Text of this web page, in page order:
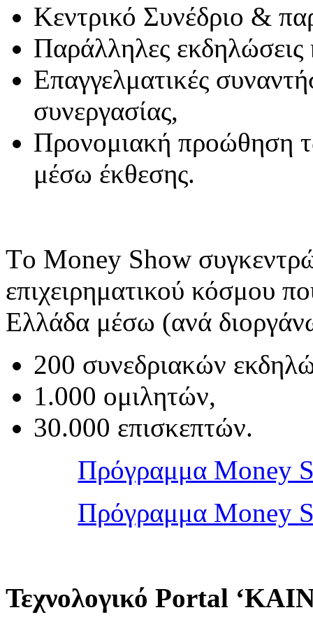
Κεντρικό Συνέδριο &
Παράλληλες εκδηλώσεις
Επαγγελματικές
συνεργασίας,
Προνομιακή προώθηση
μέσω έκθεσης.
Tο Money Show
επιχειρηματικού κόσμου
Ελλάδα μέσω (ανά
200 συνεδριακών
1.000 ομιλητών,
30.000 επισκεπτών.
Πρόγραμμα Money
Πρόγραμμα Money
Τεχνολογικό Portal